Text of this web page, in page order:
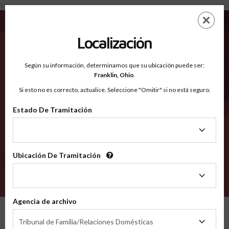
Sac IA - Condados Reconocidos
EN
Condados Reconocidos
2600
Localización
Según su información, determinamos que su ubicación puede ser:
Franklin, Ohio.
Si esto no es correcto, actualice. Seleccione "Omitir" si no está seguro.
Estado De Tramitación
Tramitación
Ubicación De Tramitación
Tramitación
Agencia de archivo
Tribunal de Familia/Relaciones Domésticas
de